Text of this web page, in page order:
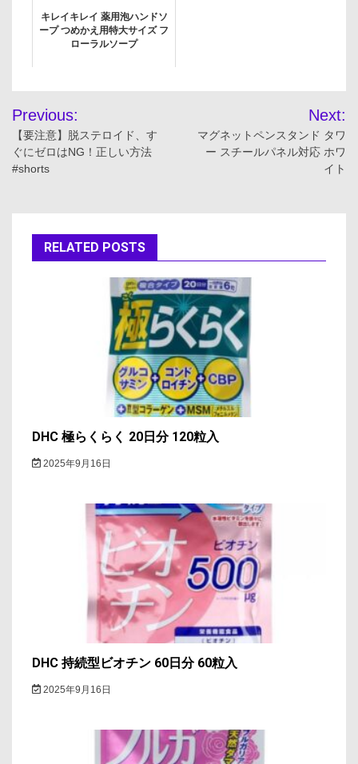
キレイキレイ 薬用泡ハンドソ
ープ つめかえ用特大サイズ フ
ローラルソープ
投
稿
ナ
ゲ
ー
Previous:
【要注意】脱ステロイド、す
ぐにゼロはNG！正しい方法
#shorts
Next:
マグネットペンスタンド タワ
ー スチールパネル対応 ホワ
イト
RELATED POSTS
DHC 極らくらく 20日分 120粒入
2025年9月16日
DHC 持続型ビオチン 60日分 60粒入
2025年9月16日